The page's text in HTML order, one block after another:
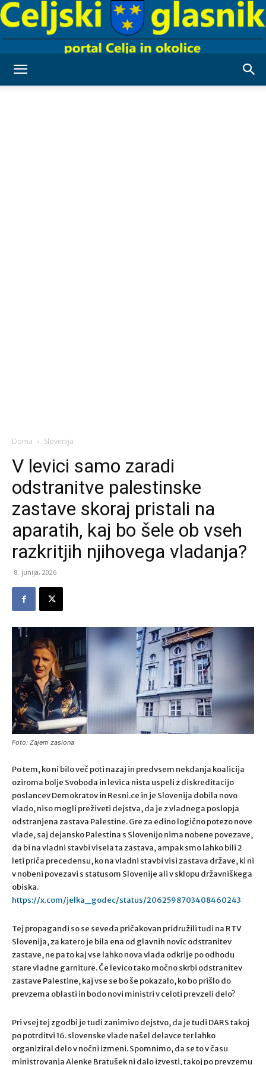
Doma Slovenija
V levici samo zaradi
odstranitve palestinske
zastave skoraj pristali na
aparatih, kaj bo šele ob vseh
razkritjih njihovega vladanja?
8. junija, 2026
Foto: Zajem zaslona
Po tem, ko ni bilo več poti nazaj in predvsem nekdanja koalicija
oziroma bolje Svoboda in levica nista uspeli z diskreditacijo
poslancev Demokratov in Resni.ce in je Slovenija dobila novo
vlado, niso mogli preživeti dejstva, da je z vladnega poslopja
odstranjena zastava Palestine. Gre za edino logično potezo nove
vlade, saj dejansko Palestina s Slovenijo nima nobene povezave,
da bi na vladni stavbi visela ta zastava, ampak smo lahko bili 2
leti priča precedensu, ko na vladni stavbi visi zastava države, ki ni
v nobeni povezavi s statusom Slovenije ali v sklopu državniškega
obiska.
https://x.com/jelka_godec/status/2062598703408460243
Tej propagandi so se seveda pričakovan pridružili tudi na RTV
Slovenija, za katero je bila ena od glavnih novic odstranitev
zastave, ne pa to kaj vse lahko nova vlada odkrije po odhodu
stare vladne garniture. Če levico tako močno skrbi odstranitev
zastave Palestine, kaj vse se bo še pokazalo, ko bo prišlo do
prevzema oblasti in bodo novi ministri v celoti prevzeli delo?
Pri vsej tej zgodbi je tudi zanimivo dejstvo, da je tudi DARS takoj
po potrditvi 16. slovenske vlade našel delavce ter lahko
organiziral delo v nočni izmeni. Spomnimo, da se to v času
ministrovanja Alenke Bratušek ni dalo izvesti, takoj po prevzemu